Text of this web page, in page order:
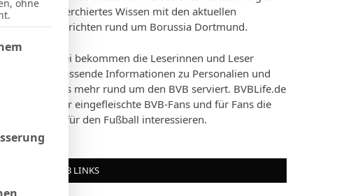
recherchiertes Wissen mit den aktuellen
Nachrichten rund um Borussia Dortmund.
Dabei bekommen die Leserinnen und Leser
umfassende Informationen zu Personalien und
vieles mehr rund um den BVB serviert. BVBLife.de
ist für eingefleischte BVB-Fans und für Fans die
sich für den Fußball interessieren.
BVB LINKS
ohne
and Consent Framework (TCF), für die eine Einwilligung erteilt